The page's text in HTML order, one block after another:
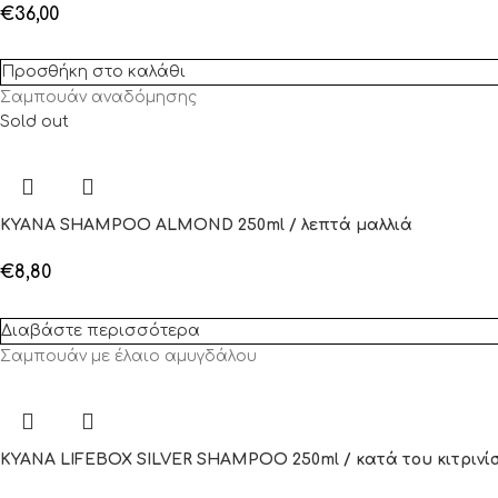
€36,00
Προσθήκη στο καλάθι
Σαμπουάν αναδόμησης
Sold out
KYANA SHAMPOO ALMOND 250ml / λεπτά μαλλιά
€8,80
Διαβάστε περισσότερα
Σαμπουάν με έλαιο αμυγδάλου
KYANA LIFEBOX SILVER SHAMPOO 250ml / κατά του